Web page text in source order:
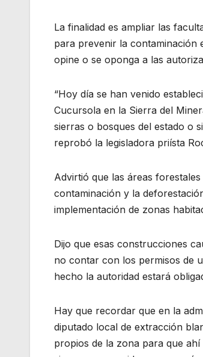
La finalidad es ampliar las
para prevenir la contaminación
opine o se oponga a las
“Hoy día se han venido
Cucursola en la Sierra del
sierras o bosques del estado o
reprobó la legisladora priísta
Advirtió que las áreas
contaminación y la
implementación de zonas
Dijo que esas construcciones
no contar con los permisos de
hecho la autoridad estará
Hay que recordar que en la
diputado local de extracción
propios de la zona para que